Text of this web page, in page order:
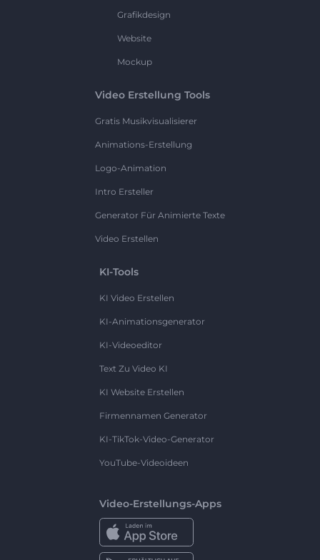
Grafikdesign
Website
Mockup
Video Erstellung Tools
Gratis Musikvisualisierer
Animations-Erstellung
Logo-Animation
Intro Ersteller
Generator Für Animierte Texte
Video Erstellen
KI-Tools
KI Video Erstellen
KI-Animationsgenerator
KI-Videoeditor
Text Zu Video KI
KI Website Erstellen
Firmennamen Generator
KI-TikTok-Video-Generator
YouTube-Videoideen
Video-Erstellungs-Apps